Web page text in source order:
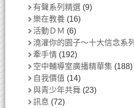
有聲系列精選 (9)
樂在教養 (16)
活動ＤＭ (6)
澆灌你的園子～十大信念系列
牽手情 (192)
空中輔導室廣播精華集 (188)
自我價值 (14)
與青少年共舞 (23)
訊息 (72)